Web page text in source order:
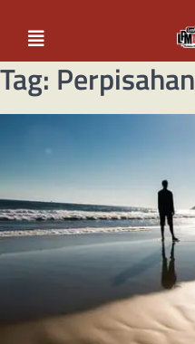
Tag: Perpisahan